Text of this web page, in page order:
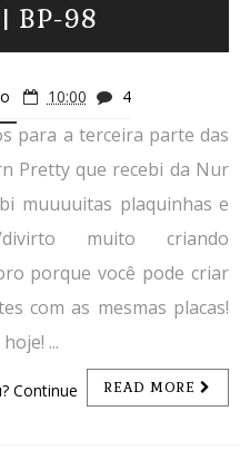
BP-98
10:00 4
para a terceira parte das
Pretty que recebi da Nur
muuuuitas plaquinhas e
muito criando
porque você pode criar
com as mesmas placas!
...
READ MORE
Continue